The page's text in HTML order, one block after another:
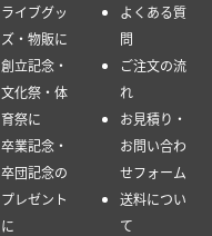
ライブグッ
ズ・物販に
創立記念・
文化祭・体
育祭に
卒業記念・
卒団記念の
プレゼント
に
よくある質
問
ご注文の流
れ
お見積り・
お問い合わ
せフォーム
送料につい
て